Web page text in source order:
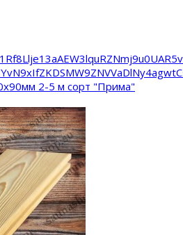
2-5 м сорт "Прима"